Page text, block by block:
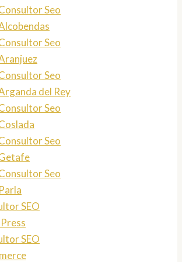
Seo
Seo
Seo
del Rey
Seo
Seo
Seo
Parla
SEO
SEO